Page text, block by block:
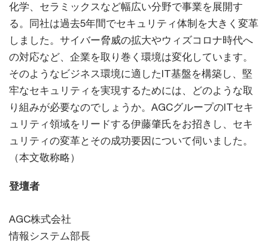
化学、セラミックスなど幅広い分野で事業を展開す
る。同社は過去5年間でセキュリティ体制を大きく変革
しました。サイバー脅威の拡大やウィズコロナ時代へ
の対応など、企業を取り巻く環境は変化しています。
そのようなビジネス環境に適したIT基盤を構築し、堅
牢なセキュリティを実現するためには、どのような取
り組みが必要なのでしょうか。AGCグループのITセキ
ュリティ領域をリードする伊藤肇氏をお招きし、セキ
ュリティの変革とその成功要因について伺いました。
（本文敬称略）
登壇者
AGC株式会社
情報システム部長